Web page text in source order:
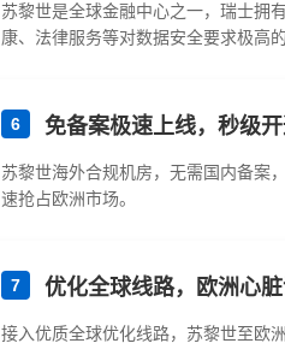
苏黎世是全球金融中心之一，瑞士拥
康、法律服务等对数据安全要求极高
6 免备案极速上线，秒级
苏黎世海外合规机房，无需国内备案
速抢占欧洲市场。
7 优化全球线路，欧洲心
接入优质全球优化线路，苏黎世至欧